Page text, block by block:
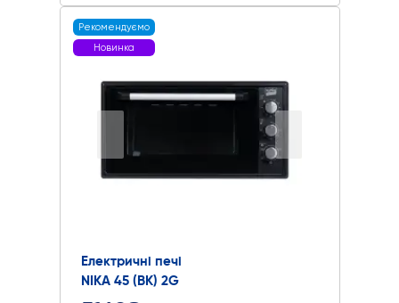
Рекомендуємо
Новинка
Електричні печі
NIKA 45 (BK) 2G